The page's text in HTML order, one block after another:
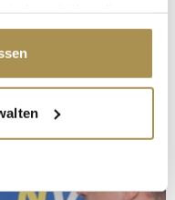
auf das Privacy
Lage
Meter genau sein